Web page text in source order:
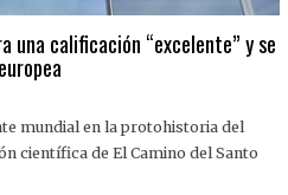
una calificación “excelente” y se
mundial en la protohistoria del
científica de El Camino del Santo